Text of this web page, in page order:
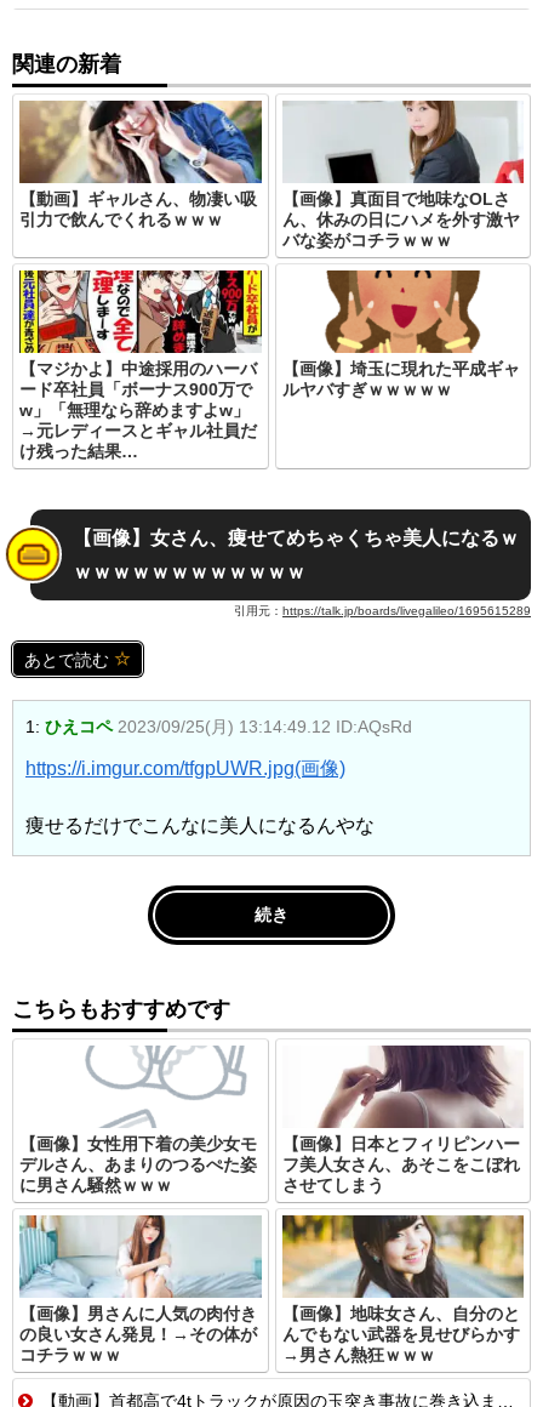
関連の新着
【動画】ギャルさん、物凄い吸
引力で飲んでくれるｗｗｗ
【画像】真面目で地味なOLさ
ん、休みの日にハメを外す激ヤ
バな姿がコチラｗｗｗ
【マジかよ】中途採用のハーバ
ード卒社員「ボーナス900万で
w」「無理なら辞めますよw」
→元レディースとギャル社員だ
け残った結果…
【画像】埼玉に現れた平成ギャ
ルヤバすぎｗｗｗｗｗ
【画像】女さん、痩せてめちゃくちゃ美人になるｗ
ｗｗｗｗｗｗｗｗｗｗｗｗ
引用元： https://talk.jp/boards/livegalileo/1695615289
あとで読む
1: ひえコペ 2023/09/25(月) 13:14:49.12 ID:AQsRd
https://i.imgur.com/tfgpUWR.jpg(画像)
痩せるだけでこんなに美人になるんやな
続き
こちらもおすすめです
【画像】女性用下着の美少女モ
デルさん、あまりのつるぺた姿
に男さん騒然ｗｗｗ
【画像】日本とフィリピンハー
フ美人女さん、あそこをこぼれ
させてしまう
【画像】男さんに人気の肉付き
の良い女さん発見！→その体が
コチラｗｗｗ
【画像】地味女さん、自分のと
んでもない武器を見せびらかす
→男さん熱狂ｗｗｗ
【動画】首都高で4tトラックが原因の玉突き事故に巻き込まれた軽バンの車載。